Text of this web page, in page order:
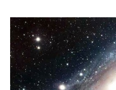
CONTACTS